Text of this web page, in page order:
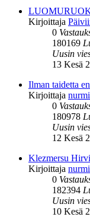
Kirjoittaja
0
180169
Uusin
13 Kesä
Ilman taidetta
Kirjoittaja
0
180978
Uusin
12 Kesä
Klezmersu
Kirjoittaja
0
182394
Uusin
10 Kesä